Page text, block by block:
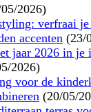
2026)
verfraai
accenten (23/
jaar 2026 in je
2026)
voor de
(20/05/